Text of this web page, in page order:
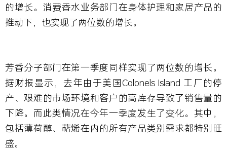
的增长。消费香水业务部门在身体护理和家居产品的
推动下，也实现了两位数的增长。
芳香分子部门在第一季度同样实现了两位数的增长。
据财报显示，去年由于美国Colonels Island 工厂的停
产、艰难的市场环境和客户的高库存导致了销售量的
下降。而此类情况在今年一季度发生了变化。其中，
包括薄荷醇、萜烯在内的所有产品类别需求都特别旺
盛。